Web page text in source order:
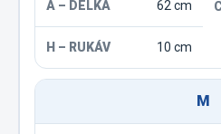
62 cm
10 cm
M